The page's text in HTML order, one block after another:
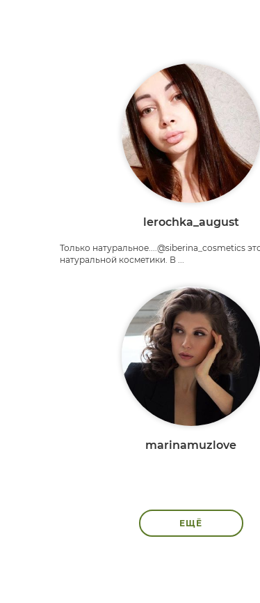
lerochka_august
Только натуральное....@siberina_cosmetics
натуральной косметики. В ...
marinamuzlove
ЕЩЁ